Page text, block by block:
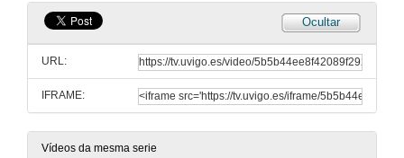
Ocultar
URL:
IFRAME:
Vídeos da mesma serie
6 de out. de 2014
Consejo Europeo de Investigación(ERC)